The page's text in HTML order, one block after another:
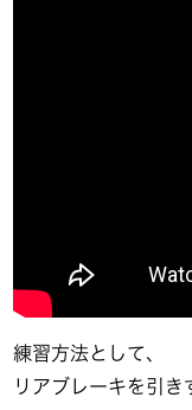
練習方法として、
リアブレーキを引き